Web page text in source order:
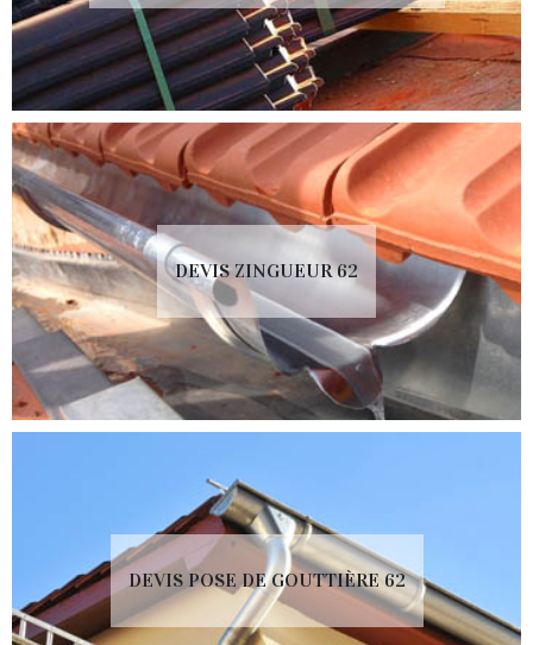
DEVIS ZINGUEUR 62
DEVIS POSE DE GOUTTIÈRE 62